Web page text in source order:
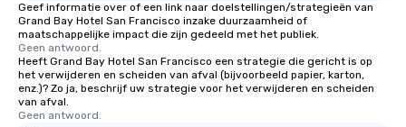
Geef informatie over of een link naar doelstellingen/strategieën van
Grand Bay Hotel San Francisco inzake duurzaamheid of
maatschappelijke impact die zijn gedeeld met het publiek.
Geen antwoord.
Heeft Grand Bay Hotel San Francisco een strategie die gericht is op
het verwijderen en scheiden van afval (bijvoorbeeld papier, karton,
enz.)? Zo ja, beschrijf uw strategie voor het verwijderen en scheiden
van afval.
Geen antwoord.